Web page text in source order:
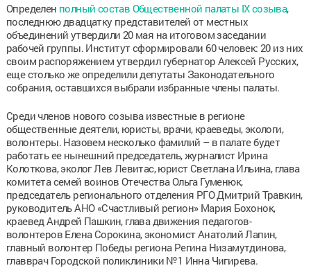
Определен полный состав Общественной палаты IX созыва,
последнюю двадцатку представителей от местных
объединений утвердили 20 мая на итоговом заседании
рабочей группы. Институт сформировали 60 человек: 20 из них
своим распоряжением утвердил губернатор Алексей Русских,
еще столько же определили депутаты Законодательного
собрания, оставшихся выбрали избранные члены палаты.
Среди членов нового созыва известные в регионе
общественные деятели, юристы, врачи, краеведы, экологи,
волонтеры. Назовем несколько фамилий – в палате будет
работать ее нынешний председатель, журналист Ирина
Колоткова, эколог Лев Левитас, юрист Светлана Ильина, глава
комитета семей воинов Отечества Ольга Гуменюк,
председатель регионального отделения РГО Дмитрий Травкин,
руководитель АНО «Счастливый регион» Мария Бохонок,
краевед Андрей Пашкин, глава движения педагогов-
волонтеров Елена Сорокина, экономист Анатолий Лапин,
главный волонтер Победы региона Регина Низамутдинова,
главврач Городской поликлиники №1 Инна Чигирева.